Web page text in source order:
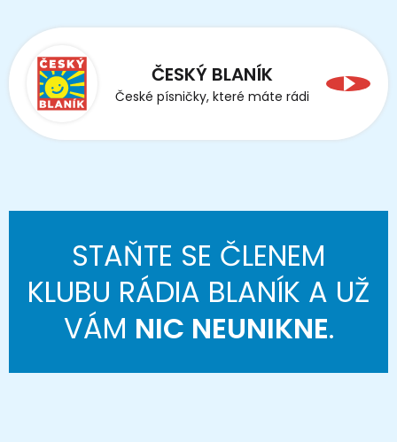
ČESKÝ BLANÍK
České písničky, které máte rádi
STAŇTE SE ČLENEM
KLUBU RÁDIA BLANÍK A UŽ
VÁM NIC NEUNIKNE.